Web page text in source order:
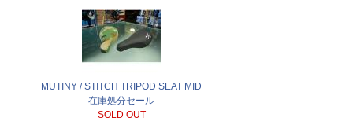
MUTINY / STITCH TRIPOD SEAT MID
在庫処分セール
SOLD OUT